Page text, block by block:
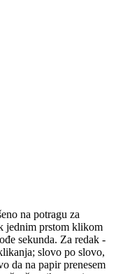
na potragu za
jednim prstom klikom
sekunda. Za redak -
slovo po slovo,
da na papir prenesem